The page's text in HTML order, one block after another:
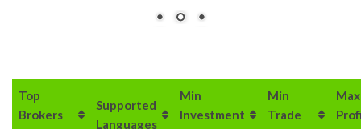
Top
Brokers
Supported
Languages
Min
Investment
Min
Trade
Max